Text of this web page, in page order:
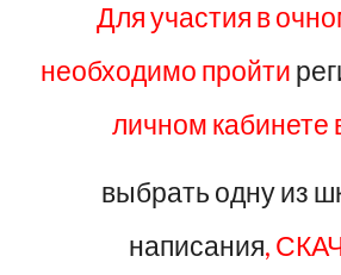
Для участия в
необходимо пройти
личном кабинете
выбрать одну из
написания,